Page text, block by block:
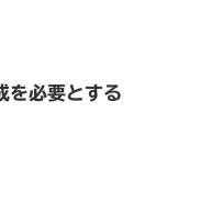
を必要とする